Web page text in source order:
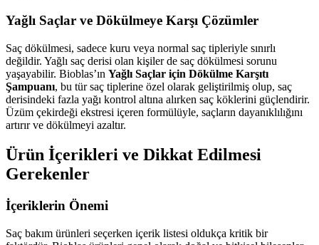
Yağlı Saçlar ve Dökülmeye Karşı Çözümler
Saç dökülmesi, sadece kuru veya normal saç tipleriyle sınırlı
değildir. Yağlı saç derisi olan kişiler de saç dökülmesi sorunu
yaşayabilir. Bioblas’ın Yağlı Saçlar için Dökülme Karşıtı
Şampuanı, bu tür saç tiplerine özel olarak geliştirilmiş olup, saç
derisindeki fazla yağı kontrol altına alırken saç köklerini güçlendirir.
Üzüm çekirdeği ekstresi içeren formülüyle, saçların dayanıklılığını
artırır ve dökülmeyi azaltır.
Ürün İçerikleri ve Dikkat Edilmesi
Gerekenler
İçeriklerin Önemi
Saç bakım ürünleri seçerken içerik listesi oldukça kritik bir